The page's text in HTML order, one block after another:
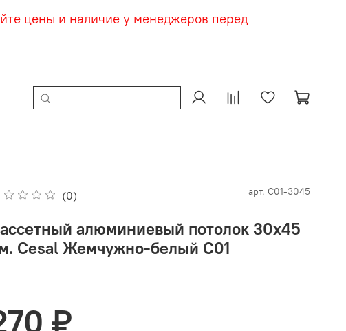
цены и наличие у менеджеров перед
(0) арт. С01-3045
алюминиевый потолок 30х45
Cesal Жемчужно-белый С01
₽